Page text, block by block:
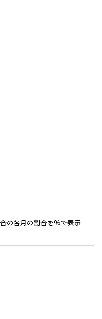
の各月の割合を%で表示